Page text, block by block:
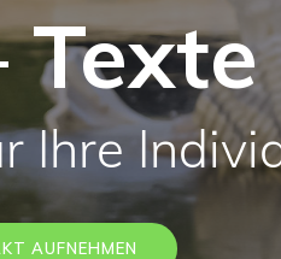
Ihre
AUFNEHMEN